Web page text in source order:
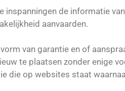
inspanningen de informatie
aanvaarden.
van garantie en of
te plaatsen zonder enige
die op websites staat